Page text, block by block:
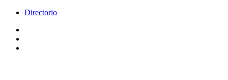
Directorio